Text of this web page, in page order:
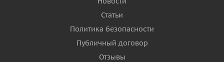
Статьи
Политика безопасности
Публичный договор
Отзывы